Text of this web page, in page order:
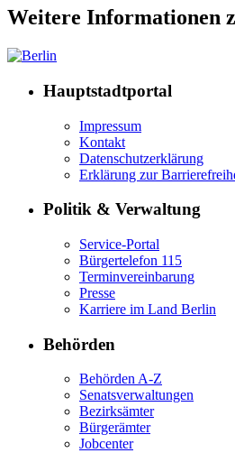
Weitere Informationen
Hauptstadtportal
Impressum
Kontakt
Datenschutzerklärung
Erklärung zur
Politik & Verwaltung
Service-Portal
Bürgertelefon 115
Terminvereinbarung
Presse
Karriere im Land Berlin
Behörden
Behörden A-Z
Senatsverwaltungen
Bezirksämter
Bürgerämter
Jobcenter